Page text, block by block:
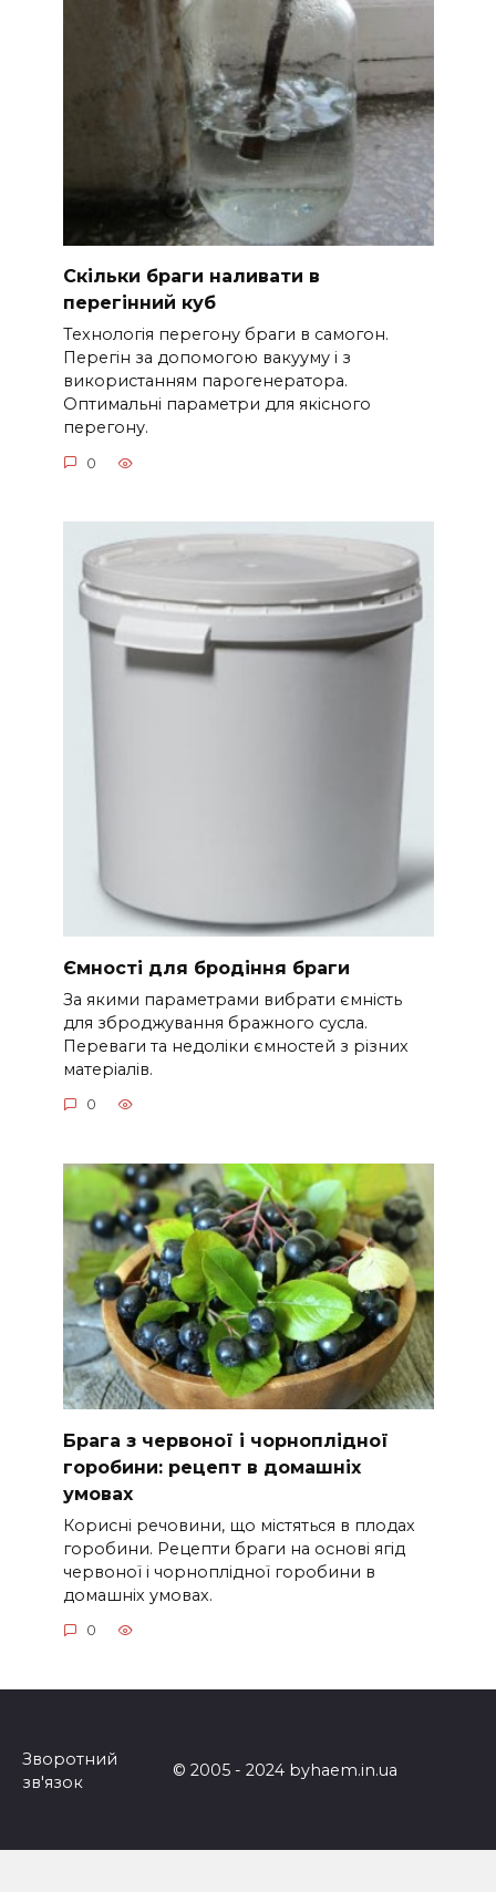
Скільки браги наливати в
перегінний куб
Технологія перегону браги в самогон.
Перегін за допомогою вакууму і з
використанням парогенератора.
Оптимальні параметри для якісного
перегону.
0
Ємності для бродіння браги
За якими параметрами вибрати ємність
для зброджування бражного сусла.
Переваги та недоліки ємностей з різних
матеріалів.
0
Брага з червоної і чорноплідної
горобини: рецепт в домашніх
умовах
Корисні речовини, що містяться в плодах
горобини. Рецепти браги на основі ягід
червоної і чорноплідної горобини в
домашніх умовах.
0
Зворотний
зв'язок
© 2005 - 2024 byhaem.in.ua